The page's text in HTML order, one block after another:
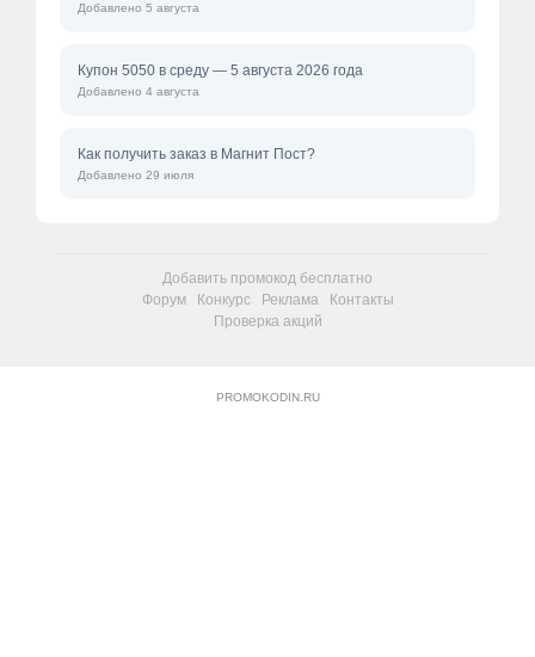
Добавлено 5 августа
Купон 5050 в среду — 5 августа 2026 года
Добавлено 4 августа
Как получить заказ в Магнит Пост?
Добавлено 29 июля
Добавить промокод бесплатно
Форум
Конкурс Реклама
Контакты
Проверка акций
PROMOKODIN.RU